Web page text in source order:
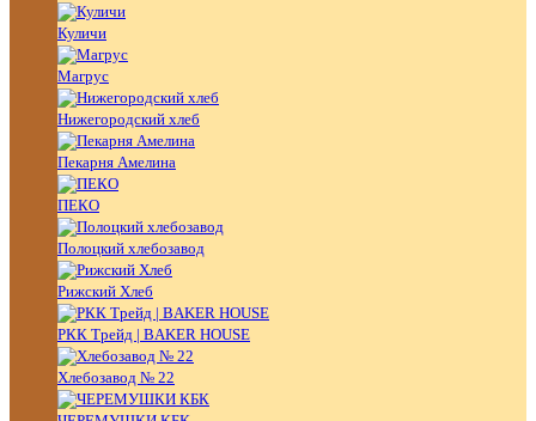
Куличи
Магрус
Нижегородский хлеб
Пекарня Амелина
ПЕКО
Полоцкий хлебозавод
Рижский Хлеб
РКК Трейд | BAKER HOUSE
Хлебозавод № 22